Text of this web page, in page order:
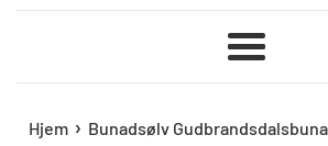
Meny
Hjem › Bunadsølv